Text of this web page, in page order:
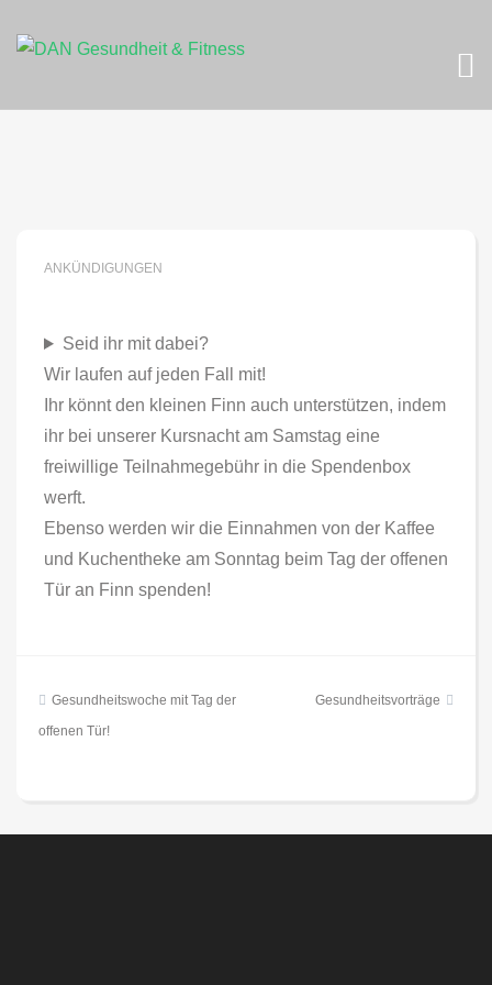
ANKÜNDIGUNGEN
Seid ihr mit dabei?
Wir laufen auf jeden Fall mit!
Ihr könnt den kleinen Finn auch unterstützen, indem
ihr bei unserer Kursnacht am Samstag eine
freiwillige Teilnahmegebühr in die Spendenbox
werft.
Ebenso werden wir die Einnahmen von der Kaffee
und Kuchentheke am Sonntag beim Tag der offenen
Tür an Finn spenden!
Beitragsnavigation
Gesundheitswoche mit Tag der
offenen Tür!
Gesundheitsvorträge